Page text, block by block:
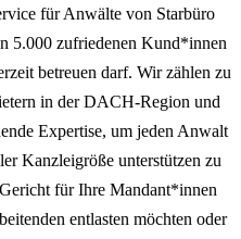
für Anwälte von Starbüro
5.000 zufriedenen Kund*innen
betreuen darf. Wir zählen zu
in der DACH-Region und
Expertise, um jeden Anwalt
Kanzleigröße unterstützen zu
für Ihre Mandant*innen
entlasten möchten oder